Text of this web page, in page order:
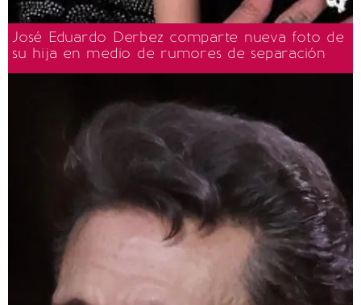
José Eduardo Derbez comparte nueva foto de
su hija en medio de rumores de separación